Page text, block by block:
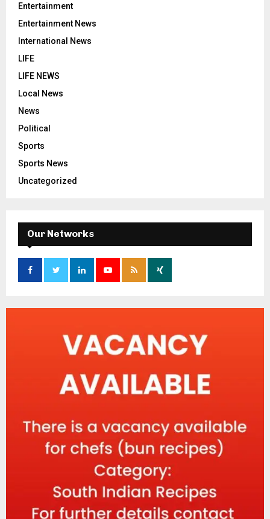
Entertainment
Entertainment News
International News
LIFE
LIFE NEWS
Local News
News
Political
Sports
Sports News
Uncategorized
Our Networks